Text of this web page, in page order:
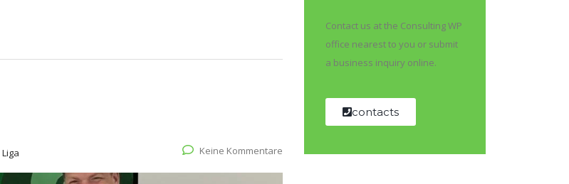
Liga Keine Kommentare
Contact us at the Consulting WP
office nearest to you or submit
a business inquiry online.
contacts